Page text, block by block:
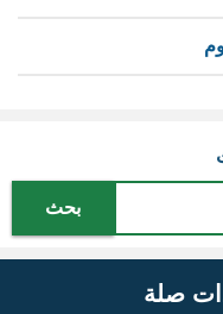
بحث
صلة